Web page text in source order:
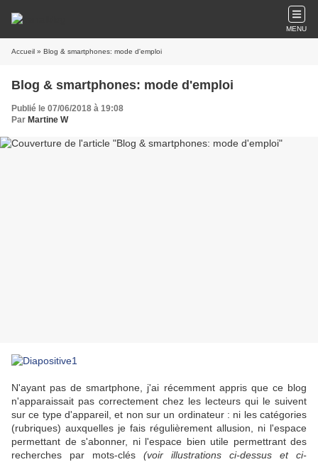
MENU
Accueil » Blog & smartphones: mode d'emploi
Blog & smartphones: mode d'emploi
Publié le 07/06/2018 à 19:08
Par Martine W
N'ayant pas de smartphone, j'ai récemment appris que ce blog
n'apparaissait pas correctement chez les lecteurs qui le suivent
sur ce type d'appareil, et non sur un ordinateur : ni les catégories
(rubriques) auxquelles je fais régulièrement allusion, ni l'espace
permettant de s'abonner, ni l'espace bien utile permettrant des
recherches par mots-clés (voir illustrations ci-dessus et ci-